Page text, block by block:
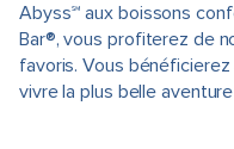
Abyss℠ aux boissons
Bar®, vous profiterez de
favoris. Vous
vivre la plus belle